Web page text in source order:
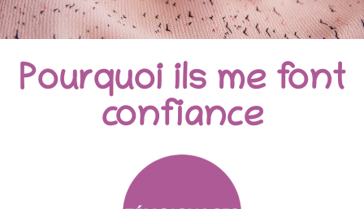
Pourquoi ils me font
confiance